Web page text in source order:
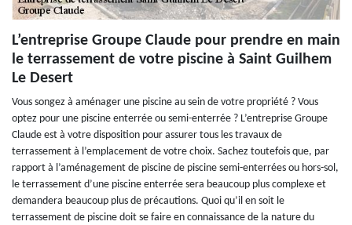
L’entreprise Groupe Claude pour prendre en main
le terrassement de votre piscine à Saint Guilhem
Le Desert
Vous songez à aménager une piscine au sein de votre propriété ? Vous
optez pour une piscine enterrée ou semi-enterrée ? L’entreprise Groupe
Claude est à votre disposition pour assurer tous les travaux de
terrassement à l’emplacement de votre choix. Sachez toutefois que, par
rapport à l’aménagement de piscine de piscine semi-enterrées ou hors-sol,
le terrassement d’une piscine enterrée sera beaucoup plus complexe et
demandera beaucoup plus de précautions. Quoi qu’il en soit le
terrassement de piscine doit se faire en connaissance de la nature du